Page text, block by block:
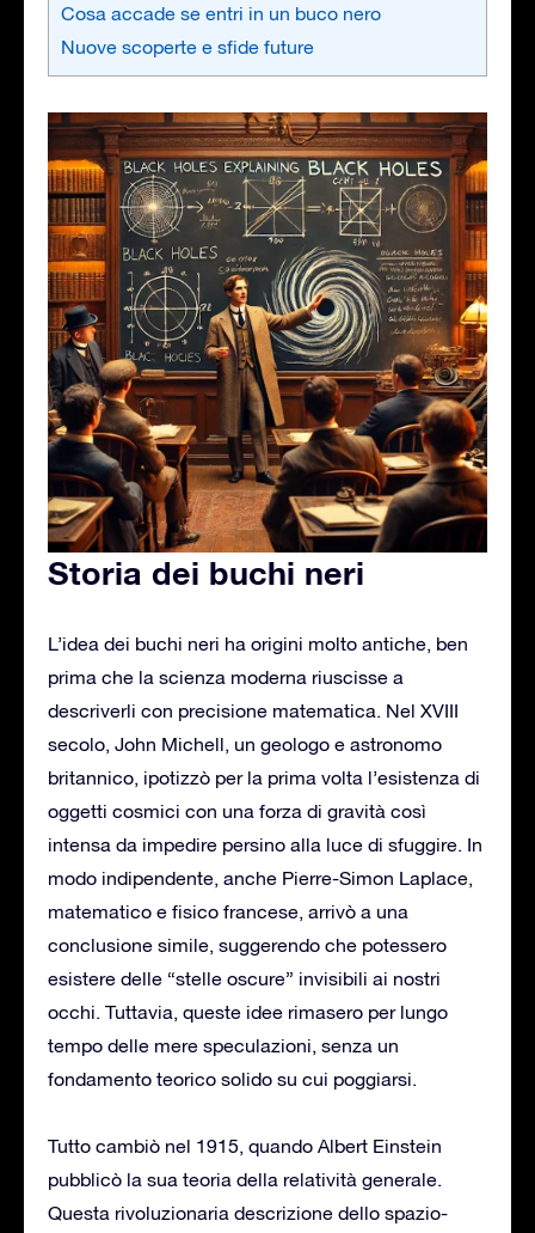
Cosa accade se entri in un buco nero
Nuove scoperte e sfide future
Storia dei buchi neri
L’idea dei buchi neri ha origini molto antiche, ben
prima che la scienza moderna riuscisse a
descriverli con precisione matematica. Nel XVIII
secolo, John Michell, un geologo e astronomo
britannico, ipotizzò per la prima volta l’esistenza di
oggetti cosmici con una forza di gravità così
intensa da impedire persino alla luce di sfuggire. In
modo indipendente, anche Pierre-Simon Laplace,
matematico e fisico francese, arrivò a una
conclusione simile, suggerendo che potessero
esistere delle “stelle oscure” invisibili ai nostri
occhi. Tuttavia, queste idee rimasero per lungo
tempo delle mere speculazioni, senza un
fondamento teorico solido su cui poggiarsi.
Tutto cambiò nel 1915, quando Albert Einstein
pubblicò la sua teoria della relatività generale.
Questa rivoluzionaria descrizione dello spazio-